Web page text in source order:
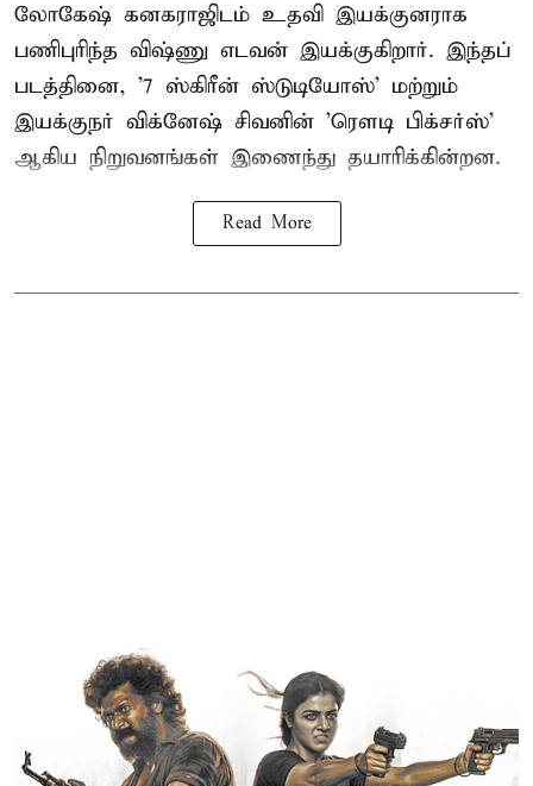
லோகேஷ் கனகராஜிடம் உதவி இயக்குனராக
பணிபுரிந்த விஷ்ணு எடவன் இயக்குகிறார். இந்தப்
படத்தினை, '7 ஸ்கிரீன் ஸ்டுடியோஸ்' மற்றும்
இயக்குநர் விக்னேஷ் சிவனின் 'ரௌடி பிக்சர்ஸ்'
ஆகிய நிறுவனங்கள் இணைந்து தயாரிக்கின்றன.
Read More